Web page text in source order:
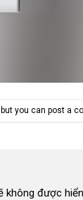
you can post a
không được